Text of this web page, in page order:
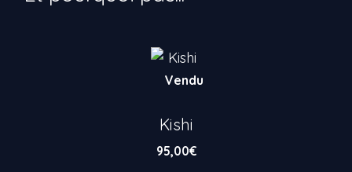
Vendu
Kishi
95,00€